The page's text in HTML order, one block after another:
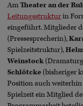
AmTheater an der
Leitungsstrukturin
eingeführt. Mitglieder
(Pressesprecherin),
Spielzeitstruktur),
Weinstock
Schlötcke(bisheriger
Position auch
Spielzeit ein Mitglied